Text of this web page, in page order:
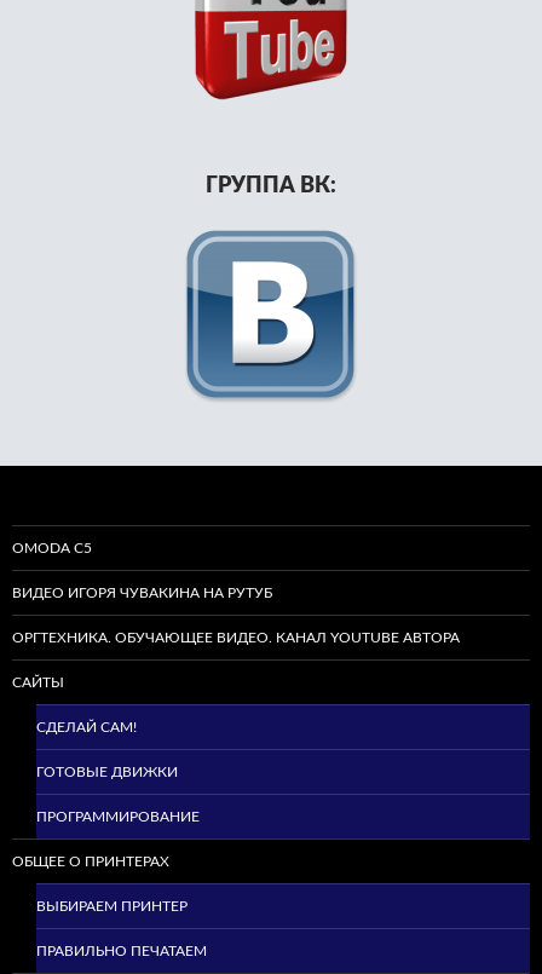
ГРУППА ВК:
OMODA C5
ВИДЕО ИГОРЯ ЧУВАКИНА НА РУТУБ
ОРГТЕХНИКА. ОБУЧАЮЩЕЕ ВИДЕО. КАНАЛ YOUTUBE АВТОРА
САЙТЫ
СДЕЛАЙ САМ!
ГОТОВЫЕ ДВИЖКИ
ПРОГРАММИРОВАНИЕ
ОБЩЕЕ О ПРИНТЕРАХ
ВЫБИРАЕМ ПРИНТЕР
ПРАВИЛЬНО ПЕЧАТАЕМ